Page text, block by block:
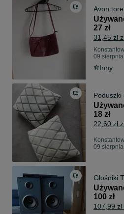
Avon
27 zł
31,45 zł
09
Inny
Poduszki
18 zł
22,60 zł
09
Głośniki
100 zł
107,99